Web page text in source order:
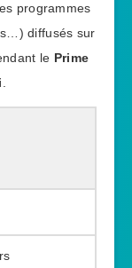
programmes
diffusés sur
le Prime